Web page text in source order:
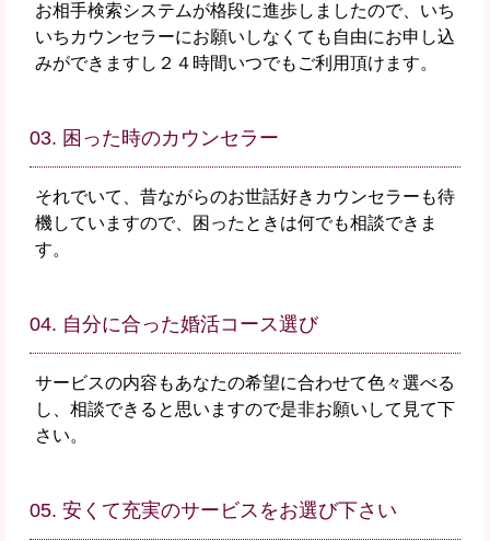
お相手検索システムが格段に進歩しましたので、いち
いちカウンセラーにお願いしなくても自由にお申し込
みができますし２４時間いつでもご利用頂けます。
03. 困った時のカウンセラー
それでいて、昔ながらのお世話好きカウンセラーも待
機していますので、困ったときは何でも相談できま
す。
04. 自分に合った婚活コース選び
サービスの内容もあなたの希望に合わせて色々選べる
し、相談できると思いますので是非お願いして見て下
さい。
05. 安くて充実のサービスをお選び下さい